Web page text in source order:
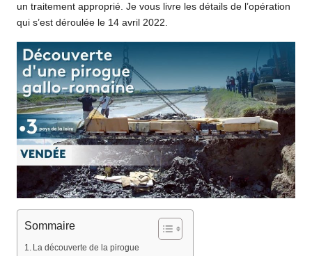
un traitement approprié. Je vous livre les détails de l’opération
qui s’est déroulée le 14 avril 2022.
Sommaire
La découverte de la pirogue